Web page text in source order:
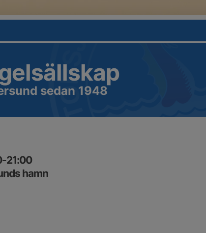
sedan 1948
21:00
hamn